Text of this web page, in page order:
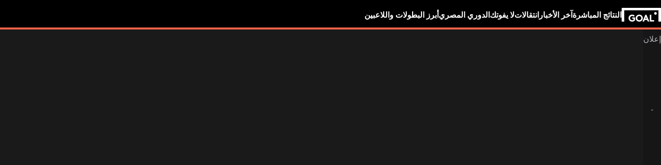
النتائج المباشرة آخر الأخبار انتقالاتلا يفوتك الدوري المصري أبرز البطولات واللاعبين